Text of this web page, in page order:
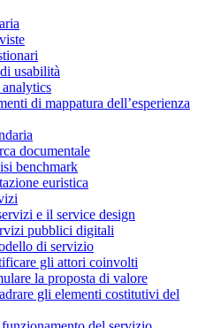
usabilità
di mappatura dell’esperienza
documentale
benchmark
euristica
e il service design
pubblici digitali
di servizio
gli attori coinvolti
la proposta di valore
gli elementi costitutivi del